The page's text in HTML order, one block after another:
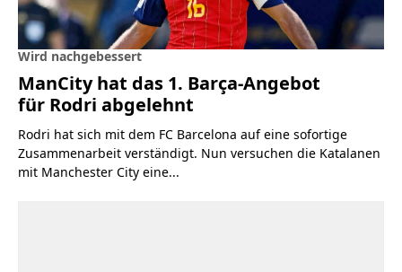
Wird nachgebessert
ManCity hat das 1. Barça-Angebot
für Rodri abgelehnt
Rodri hat sich mit dem FC Barcelona auf eine sofortige
Zusammenarbeit verständigt. Nun versuchen die Katalanen
mit Manchester City eine...